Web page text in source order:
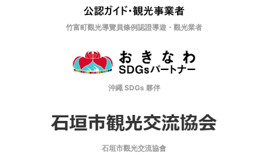
竹富町觀光導覽員條例認證導遊・觀光業者
沖繩 SDGs 夥伴
石垣市觀光交流協會